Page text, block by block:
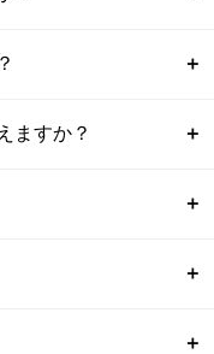
＋
ますか？ ＋
＋
＋
＋